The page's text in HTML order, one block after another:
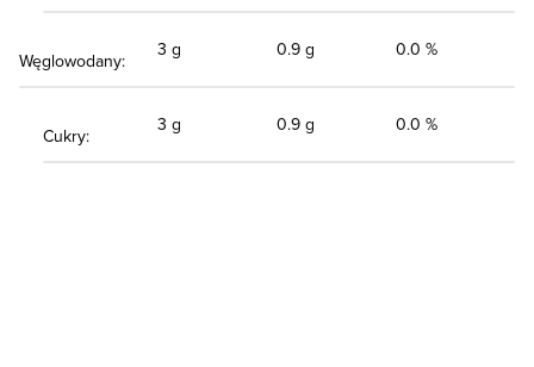
Węglowodany:
3 g 0.9 g 0.0 %
Cukry:
3 g 0.9 g 0.0 %